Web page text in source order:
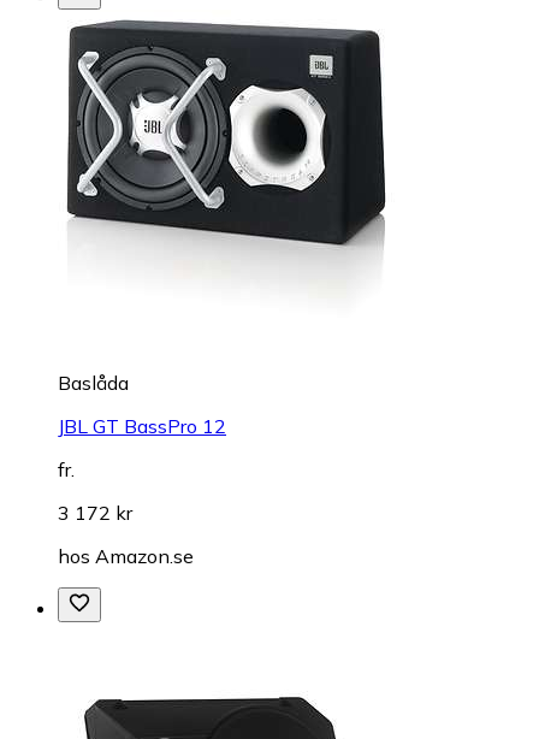
Baslåda
JBL GT BassPro 12
fr.
3 172 kr
hos Amazon.se